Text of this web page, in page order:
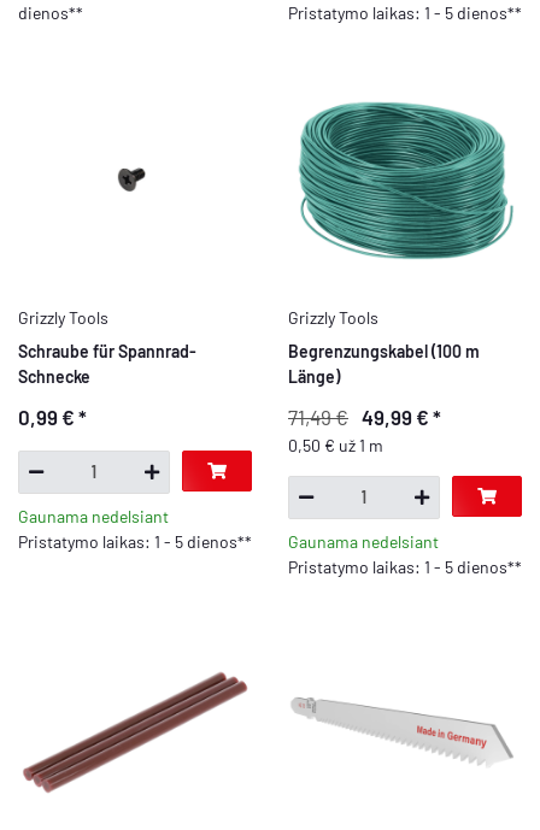
dienos**
Pristatymo laikas: 1 - 5 dienos**
Grizzly Tools
Schraube für Spannrad-
Schnecke
0,99 € *
Gaunama nedelsiant
Pristatymo laikas: 1 - 5 dienos**
Grizzly Tools
Begrenzungskabel (100 m
Länge)
71,49 € 49,99 € *
0,50 € už 1 m
Gaunama nedelsiant
Pristatymo laikas: 1 - 5 dienos**